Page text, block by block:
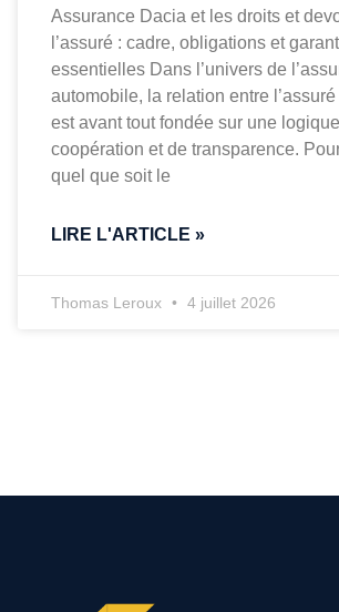
Assurance Dacia et les droits et
l’assuré : cadre, obligations et
essentielles Dans l’univers de
automobile, la relation entre l’assuré
est avant tout fondée sur une
coopération et de transparence.
quel que soit le
LIRE L'ARTICLE »
Thomas Leroux 4 juillet 2026